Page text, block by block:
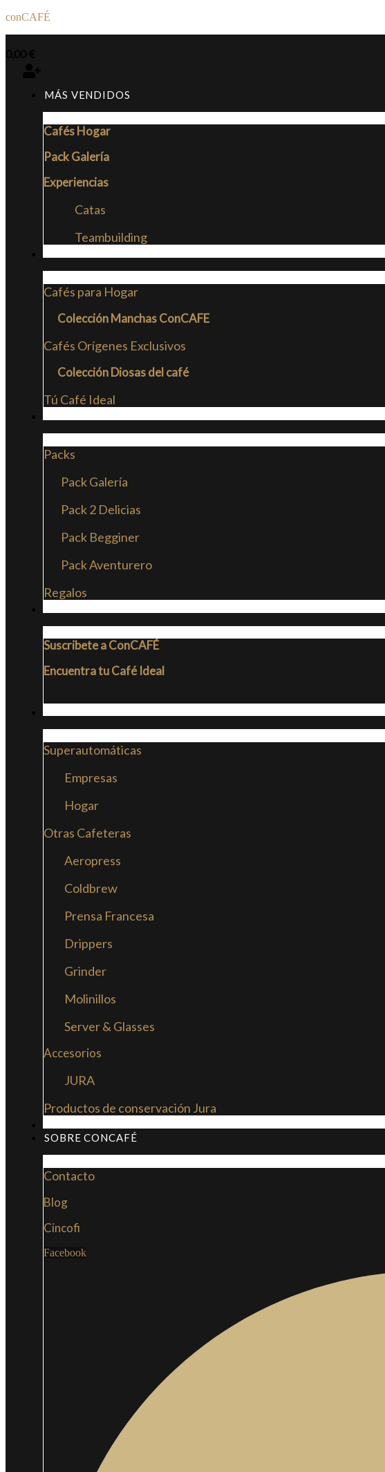
conCAFÉ
MÁS VENDIDOS
Cafés Hogar
Pack Galería
Experiencias
Catas
Teambuilding
Cafés para Hogar
Colección Manchas ConCAFE
Cafés Orígenes Exclusivos
Colección Diosas del café
Tú Café Ideal
Packs
Pack Galería
Pack 2 Delicias
Pack Begginer
Pack Aventurero
Regalos
Suscribete a ConCAFÉ
Encuentra tu Café Ideal
Superautomáticas
Empresas
Hogar
Otras Cafeteras
Aeropress
Coldbrew
Prensa Francesa
Drippers
Grinder
Molinillos
Server & Glasses
Accesorios
JURA
Productos de conservación Jura
SOBRE CONCAFÉ
Contacto
Blog
Cincofi
Facebook